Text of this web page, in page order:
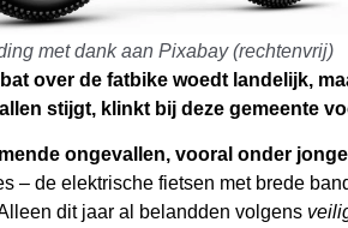
met dank aan Pixabay (rechtenvrij)
over de fatbike woedt landelijk,
stijgt, klinkt bij deze gemeente
ongevallen, vooral onder
– de elektrische fietsen met brede
dit jaar al belandden volgens